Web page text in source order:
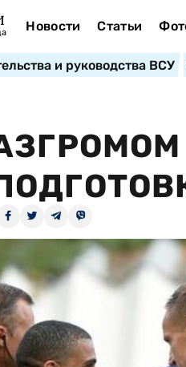
Новости Статьи
и руководства ВСУ